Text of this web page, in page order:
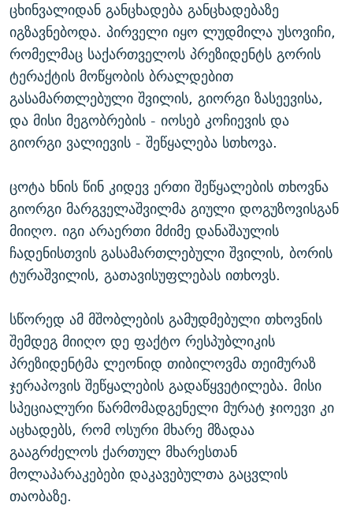
ცხინვალიდან განცხადება განცხადებაზე
იგზავნებოდა. პირველი იყო ლუდმილა უსოვიჩი,
რომელმაც საქართველოს პრეზიდენტს გორის
ტერაქტის მოწყობის ბრალდებით
გასამართლებული შვილის, გიორგი ზასეევისა,
და მისი მეგობრების - იოსებ კოჩიევის და
გიორგი ვალიევის - შეწყალება სთხოვა.
ცოტა ხნის წინ კიდევ ერთი შეწყალების თხოვნა
გიორგი მარგველაშვილმა გიული დოგუზოვისგან
მიიღო. იგი არაერთი მძიმე დანაშაულის
ჩადენისთვის გასამართლებული შვილის, ბორის
ტურაშვილის, გათავისუფლებას ითხოვს.
სწორედ ამ მშობლების გამუდმებული თხოვნის
შემდეგ მიიღო დე ფაქტო რესპუბლიკის
პრეზიდენტმა ლეონიდ თიბილოვმა თეიმურაზ
ჯერაპოვის შეწყალების გადაწყვეტილება. მისი
სპეციალური წარმომადგენელი მურატ ჯიოევი კი
აცხადებს, რომ ოსური მხარე მზადაა
გააგრძელოს ქართულ მხარესთან
მოლაპარაკებები დაკავებულთა გაცვლის
თაობაზე.